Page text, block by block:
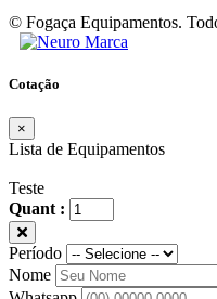
© Fogaça Equipamentos.
Cotação
×
Lista de Equipamentos
Teste
Quant :
Período
Nome